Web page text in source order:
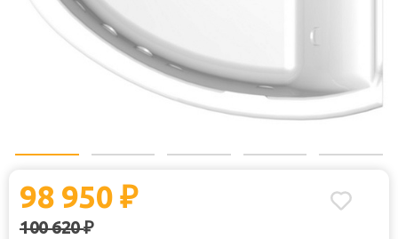
98 950 ₽
100 620₽